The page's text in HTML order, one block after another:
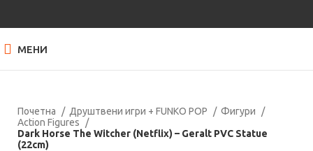
МЕНИ
Почетна Друштвени игри + FUNKO POP
Фигури
Action Figures
Dark Horse The Witcher (Netflix) – Geralt PVC Statue
(22cm)